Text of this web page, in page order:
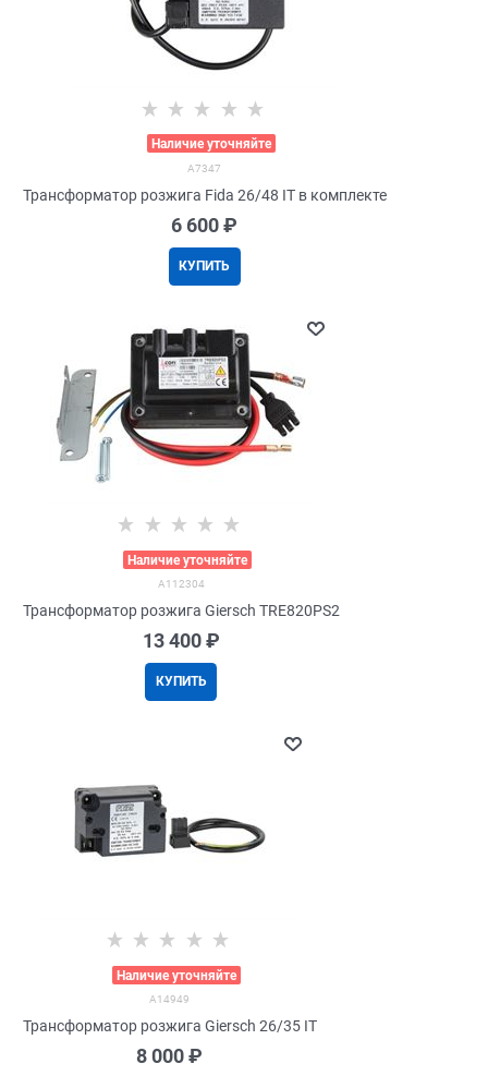
Наличие уточняйте
A7347
Трансформатор розжига Fida 26/48 IT в комплекте
6 600 ₽
КУПИТЬ
Наличие уточняйте
A112304
Трансформатор розжига Giersch TRE820PS2
13 400 ₽
КУПИТЬ
Наличие уточняйте
A14949
Трансформатор розжига Giersch 26/35 IT
8 000 ₽